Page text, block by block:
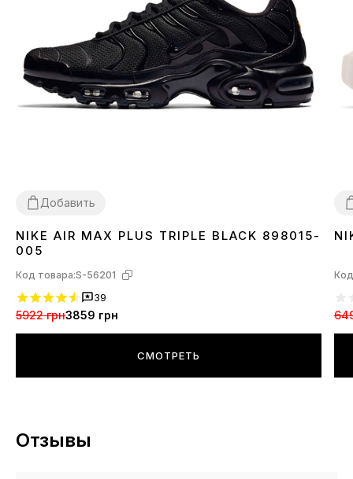
Добавить
3637 38 39 404142 434445
NIKE AIR MAX PLUS TRIPLE BLACK 898015-
005
Код товара:S-56201
39
5922 грн3859 грн
СМОТРЕТЬ
Отзывы